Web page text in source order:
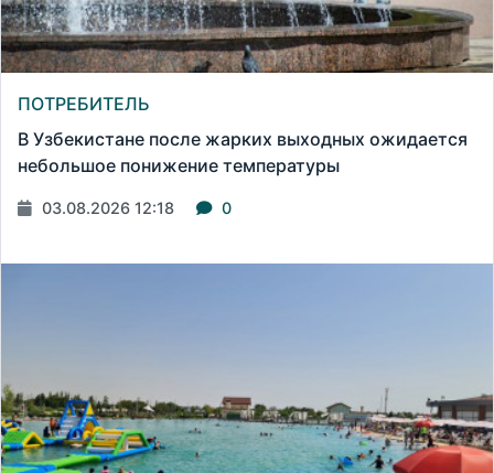
ПОТРЕБИТЕЛЬ
В Узбекистане после жарких выходных ожидается
небольшое понижение температуры
03.08.2026 12:18 0